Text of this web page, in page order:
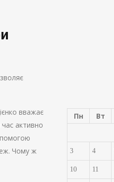
вважає
активно
Чому ж
Пн
Вт
3 4
10 11